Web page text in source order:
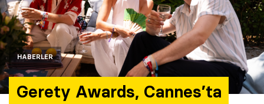
HABERLER
Gerety Awards, Cannes’ta